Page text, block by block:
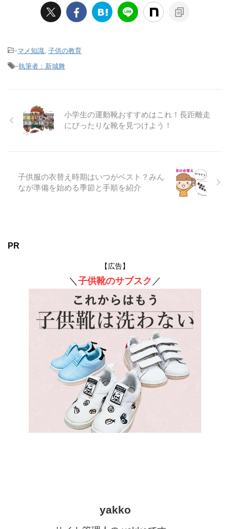
-マメ知識 子供の教育
-執筆者：新城舞
小学生の運動靴おすすめはこれ！長距離走
にぴったりな靴を見つけよう！
子供服の衣替え時期はいつがベスト？みん
なが準備を始める季節と手順を紹介
PR
【広告】
＼ 子供靴のサブスク ／
yakko